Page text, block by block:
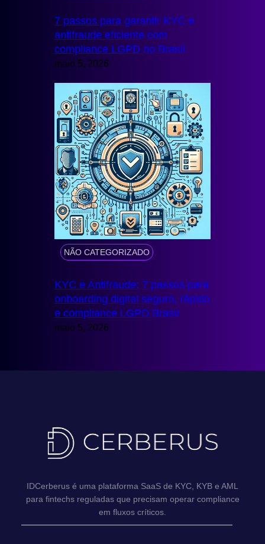
7 passos para garantir KYC e
antifraude eficiente com
compliance LGPD no Brasil
maio 5, 2026
NÃO CATEGORIZADO
KYC e Antifraude: 7 passos para
onboarding digital seguro, rápido
e compliance LGPD Brasil
maio 5, 2026
IDCerberus é uma plataforma SaaS de KYC, KYB e AML
para fintechs reguladas que precisam operar compliance
em fluxos críticos.